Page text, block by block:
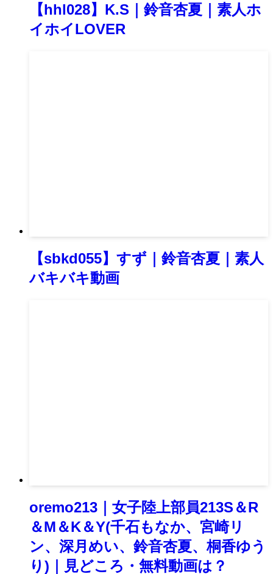
【hhl028】K.S｜鈴音杏夏｜素人ホ
イホイLOVER
【sbkd055】すず｜鈴音杏夏｜素人
バキバキ動画
oremo213｜女子陸上部員213S＆R
＆M＆K＆Y(千石もなか、宮崎リ
ン、深月めい、鈴音杏夏、桐香ゆう
り)｜見どころ・無料動画は？